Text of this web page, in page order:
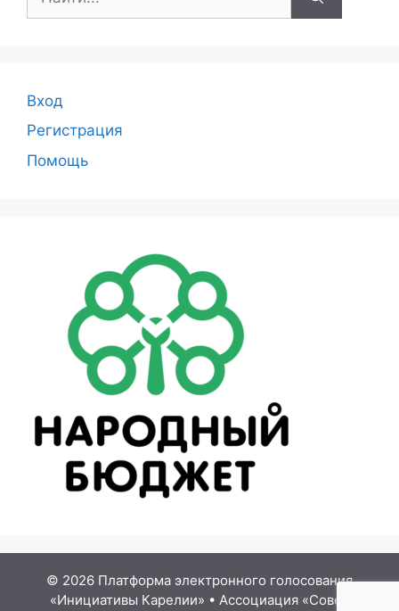
Вход
Регистрация
Помощь
© 2026 Платформа электронного голосования
«Инициативы Карелии» • Ассоциация «Совет